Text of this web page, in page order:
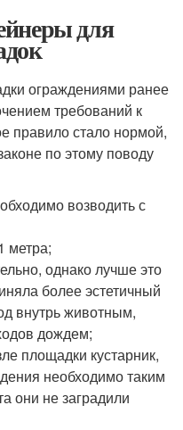
для
ограждениями ранее
требований к
правило стало нормой,
по этому поводу
возводить с
метра;
однако лучше это
более эстетичный
внутрь животным,
дождем;
площадки кустарник,
необходимо таким
они не заградили